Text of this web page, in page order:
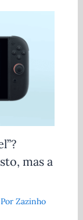
mas a
Zazinho